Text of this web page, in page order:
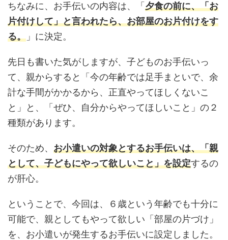
ちなみに、お手伝いの内容は、「 夕食の前に、「お
片付けして」と言われたら、お部屋のお片付けをす
る。 」に決定。
先日も書いた気がしますが、子どものお手伝いっ
て、親からすると「今の年齢では足手まといで、余
計な手間がかかるから、正直やってほしくないこ
と」と、「ぜひ、自分からやってほしいこと」の２
種類があります。
そのため、 お小遣いの対象とするお手伝いは、「親
として、子どもにやって欲しいこと」を設定するの
が肝心。
ということで、今回は、６歳という年齢でも十分に
可能で、親としてもやって欲しい「部屋の片づけ」
を、お小遣いが発生するお手伝いに設定しました。